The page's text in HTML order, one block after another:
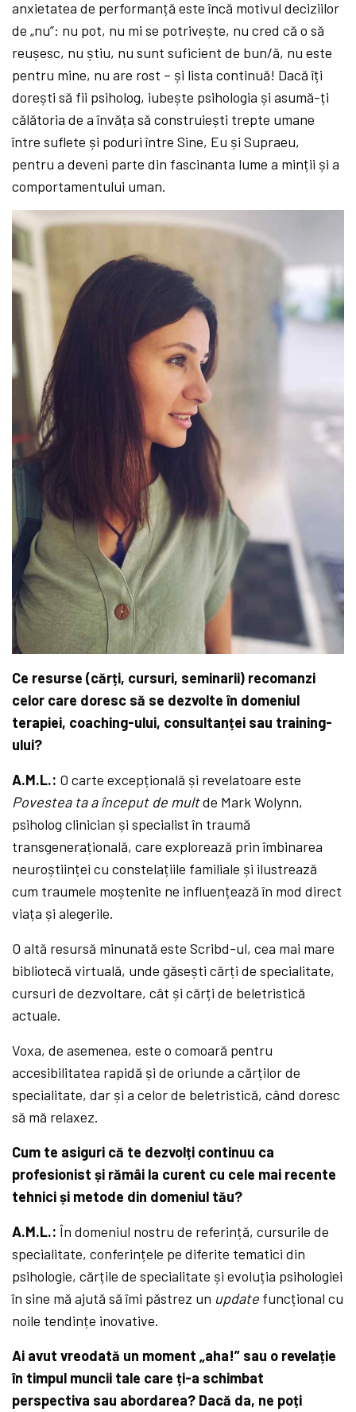
anxietatea de performanță este încă motivul deciziilor
de „nu”: nu pot, nu mi se potrivește, nu cred că o să
reușesc, nu știu, nu sunt suficient de bun/ă, nu este
pentru mine, nu are rost – și lista continuă! Dacă îți
dorești să fii psiholog, iubește psihologia și asumă-ți
călătoria de a învăța să construiești trepte umane
între suflete și poduri între Sine, Eu și Supraeu,
pentru a deveni parte din fascinanta lume a minții și a
comportamentului uman.
Ce resurse (cărți, cursuri, seminarii) recomanzi
celor care doresc să se dezvolte în domeniul
terapiei, coaching-ului, consultanței sau training-
ului?
A.M.L.: O carte excepțională și revelatoare este
Povestea ta a început de multde Mark Wolynn,
psiholog clinician și specialist în traumă
transgenerațională, care explorează prin îmbinarea
neuroștiinței cu constelațiile familiale și ilustrează
cum traumele moștenite ne influențează în mod direct
viața și alegerile.
O altă resursă minunată este Scribd-ul, cea mai mare
bibliotecă virtuală, unde găsești cărți de specialitate,
cursuri de dezvoltare, cât și cărți de beletristică
actuale.
Voxa, de asemenea, este o comoară pentru
accesibilitatea rapidă și de oriunde a cărților de
specialitate, dar și a celor de beletristică, când doresc
să mă relaxez.
Cum te asiguri că te dezvolți continuu ca
profesionist și rămâi la curent cu cele mai recente
tehnici și metode din domeniul tău?
A.M.L.: În domeniul nostru de referință, cursurile de
specialitate, conferințele pe diferite tematici din
psihologie, cărțile de specialitate și evoluția psihologiei
în sine mă ajută să îmi păstrez un update funcțional cu
noile tendințe inovative.
Ai avut vreodată un moment „aha!” sau o revelație
în timpul muncii tale care ți-a schimbat
perspectiva sau abordarea? Dacă da, ne poți